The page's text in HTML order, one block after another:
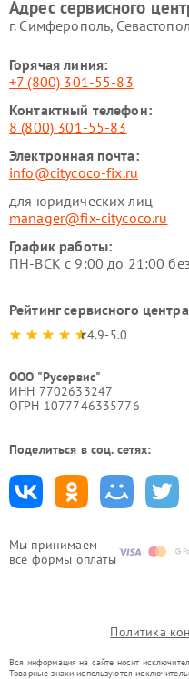
Мы принимаем
все формы оплаты
Адрес сервисного
г. Симферополь,
Горячая линия:
+7 (800) 301-55-83
Контактный телефон:
8 (800) 301-55-83
Электронная почта:
info@citycoco-fix.ru
для юридических лиц
manager@fix-citycoco.ru
График работы:
ПН-ВСК с 9:00 до 21:00
Рейтинг сервисного центра
4.9-5.0
ООО "Русервис"
ИНН 7702633247
ОГРН 1077746335776
Поделиться в соц. сетях:
Политика
Вся информация на сайте носит
Товарные знаки используются